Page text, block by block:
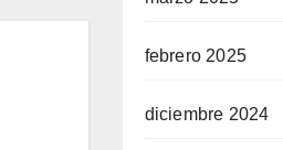
febrero 2025
diciembre 2024